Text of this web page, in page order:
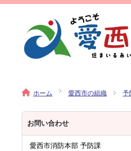
ホーム 愛西市の組織 予
お問い合わせ
愛西市消防本部 予防課